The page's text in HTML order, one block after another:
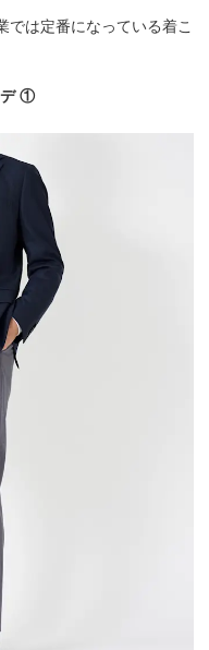
では定番になっている着こ
デ ①